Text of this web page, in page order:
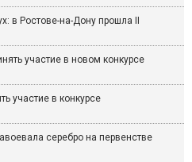
в Ростове-на-Дону прошла II
участие в новом конкурсе
участие в конкурсе
серебро на первенстве